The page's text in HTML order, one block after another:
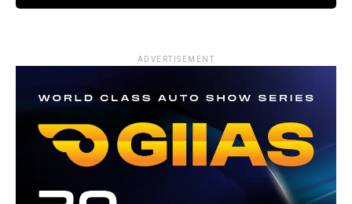
ADVERTISEMENT